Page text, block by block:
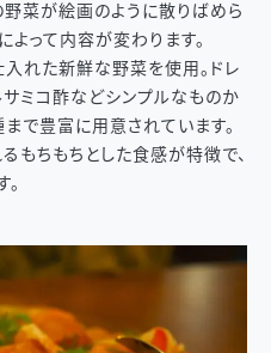
野菜が絵画のように散りばめら
って内容が変わります。
れた新鮮な野菜を使用。ドレ
ミコ酢などシンプルなものか
で豊富に用意されています。
もちもちとした食感が特徴で、